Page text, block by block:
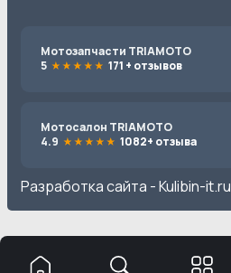
Мотозапчасти TRIAMOTO
5
171 + отзывов
Мотосалон TRIAMOTO
4.9
1082+ отзыва
Разработка сайта -Kulibin-it.ru